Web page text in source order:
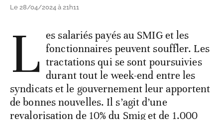
Le 28/04/2024 à 21h11
L es salariés payés au SMIG et les
fonctionnaires peuvent souffler. Les
tractations qui se sont poursuivies
durant tout le week-end entre les
syndicats et le gouvernement leur apportent
de bonnes nouvelles. Il s’agit d’une
revalorisation de 10% du Smig et de 1.000